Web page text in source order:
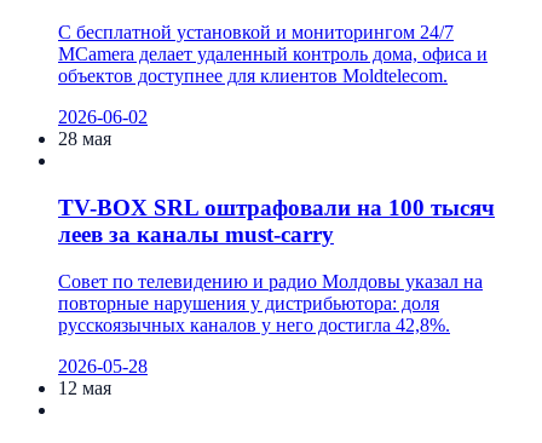
С бесплатной установкой и мониторингом 24/7
MCamera делает удаленный контроль дома, офиса и
объектов доступнее для клиентов Moldtelecom.
2026-06-02
28 мая
TV-BOX SRL оштрафовали на 100 тысяч
леев за каналы must-carry
Совет по телевидению и радио Молдовы указал на
повторные нарушения у дистрибьютора: доля
русскоязычных каналов у него достигла 42,8%.
2026-05-28
12 мая